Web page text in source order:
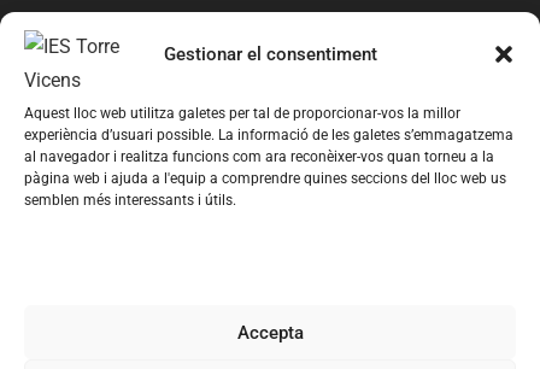
Gestionar el consentiment
Aquest lloc web utilitza galetes per tal de proporcionar-vos la millor
experiència d’usuari possible. La informació de les galetes s’emmagatzema
al navegador i realitza funcions com ara reconèixer-vos quan torneu a la
pàgina web i ajuda a l'equip a comprendre quines seccions del lloc web us
semblen més interessants i útils.
Accepta
Condicions generals de contractació